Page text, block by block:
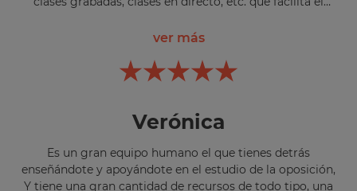
ver más
Verónica
Es un gran equipo humano el que tienes detrás
enseñándote y apoyándote en el estudio de la oposición,
Y tiene una gran cantidad de recursos de todo tipo, una